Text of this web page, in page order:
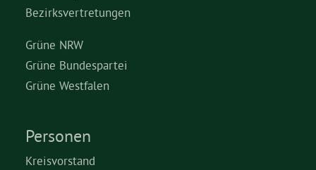
Bezirksvertretungen
Grüne NRW
Grüne Bundespartei
Grüne Westfalen
Personen
Kreisvorstand